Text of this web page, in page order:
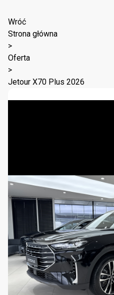
Wróć
Strona główna
>
Oferta
>
Jetour X70 Plus 2026